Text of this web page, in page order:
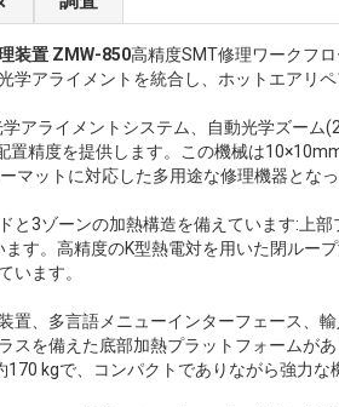
装置 ZMW-850高精度SMT修理ワークフ
学アライメントを統合し、ホットエアリ
アライメントシステム、自動光学ズー
置精度を提供します。この機械は
マットに対応した多用途な修理機器となっ
と3ゾーンの加熱構造を備えています:上
す。高精度のK型熱電対を用いた閉ルー
います。
置、多言語メニューインターフェース、
スを備えた底部加熱プラットフォームが
kgで、コンパクトでありながら強力な